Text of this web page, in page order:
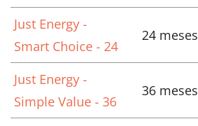
Just Energy -
Smart Choice - 24
24 meses
Just Energy -
Simple Value - 36
36 meses